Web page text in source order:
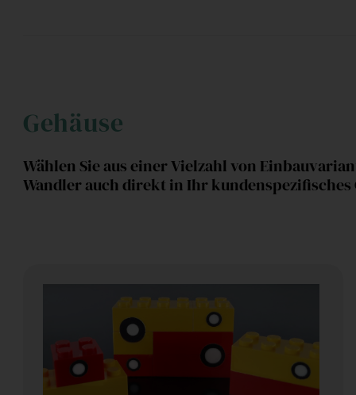
Gehäuse
Wählen Sie aus einer Vielzahl von
Wandler auch direkt in Ihr kundenspezifisches